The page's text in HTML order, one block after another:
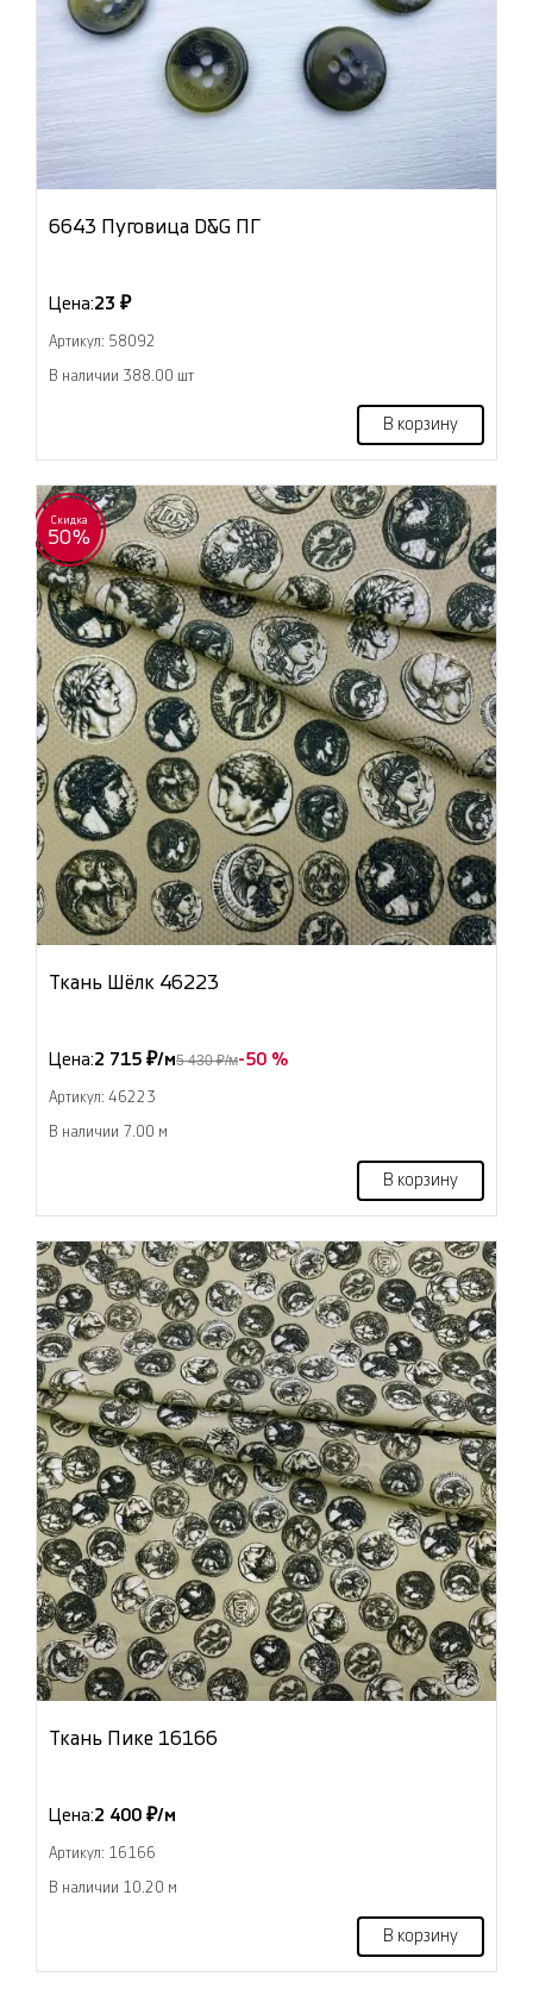
6643 Пуговица D&G ПГ
Цена:23 ₽
Артикул: 58092
В наличии 388.00 шт
В корзину
Скидка
50%
Ткань Шёлк 46223
Цена:2 715 ₽/м5 430 ₽/м-50 %
Артикул: 46223
В наличии 7.00 м
В корзину
Ткань Пике 16166
Цена:2 400 ₽/м
Артикул: 16166
В наличии 10.20 м
В корзину